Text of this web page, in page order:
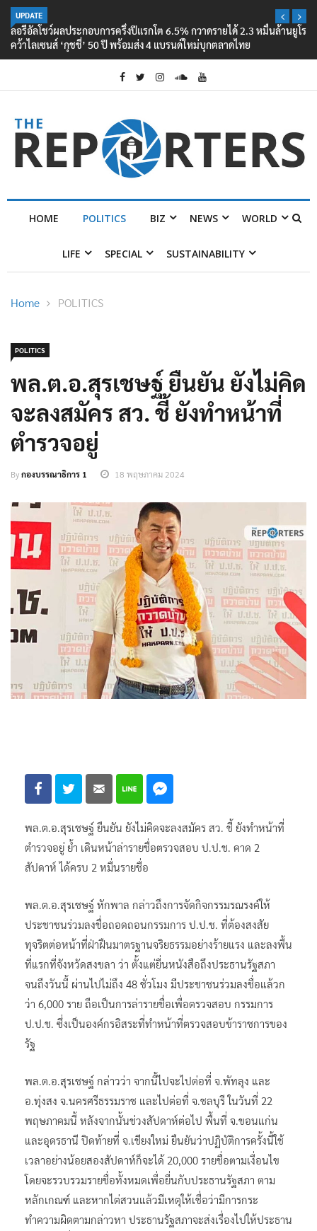
UPDATE
ลอรีอัลโชว์ผลประกอบการครึ่งปีแรกโต 6.5% กวาดรายได้ 2.3 หมื่นล้านยูโร
คว้าไลเซนส์ ‘กุชชี่’ 50 ปี พร้อมส่ง 4 แบรนด์ใหม่บุกตลาดไทย
HOME POLITICS BIZ NEWS WORLD
LIFE SPECIAL SUSTAINABILITY
Home POLITICS
POLITICS
พล.ต.อ.สุรเชษฐ์ ยืนยัน ยังไม่คิด
จะลงสมัคร สว. ชี้ ยังทำหน้าที่
ตำรวจอยู่
Byกองบรรณาธิการ 1 18 พฤษภาคม 2024
พล.ต.อ.สุรเชษฐ์ ยืนยัน ยังไม่คิดจะลงสมัคร สว. ชี้ ยังทำหน้าที่
ตำรวจอยู่ ย้ำ เดินหน้าล่ารายชื่อตรวจสอบ ป.ป.ช. คาด 2
สัปดาห์ ได้ครบ 2 หมื่นรายชื่อ
พล.ต.อ.สุรเชษฐ์ หักพาล กล่าวถึงการจัดกิจกรรมรณรงค์ให้
ประชาชนร่วมลงชื่อถอดถอนกรรมการ ป.ป.ช. ที่ต้องสงสัย
ทุจริตต่อหน้าที่ฝ่าฝืนมาตรฐานจริยธรรมอย่างร้ายแรง และลงพื้น
ที่แรกที่จังหวัดสงขลา ว่า ตั้งแต่ยื่นหนังสือถึงประธานรัฐสภา
จนถึงวันนี้ ผ่านไปไม่ถึง 48 ชั่วโมง มีประชาชนร่วมลงชื่อแล้วก
ว่า 6,000 ราย ถือเป็นการล่ารายชื่อเพื่อตรวจสอบ กรรมการ
ป.ป.ช. ซึ่งเป็นองค์กรอิสระที่ทำหน้าที่ตรวจสอบข้าราชการของ
รัฐ
พล.ต.อ.สุรเชษฐ์ กล่าวว่า จากนี้ไปจะไปต่อที่ จ.พัทลุง และ
อ.ทุ่งสง จ.นครศรีธรรมราช และไปต่อที่ จ.ชลบุรี ในวันที่ 22
พฤษภาคมนี้ หลังจากนั้นช่วงสัปดาห์ต่อไป พื้นที่ จ.ขอนแก่น
และอุดรธานี ปิดท้ายที่ จ.เชียงใหม่ ยืนยันว่าปฏิบัติการครั้งนี้ใช้
เวลาอย่างน้อยสองสัปดาห์ก็จะได้ 20,000 รายชื่อตามเงื่อนไข
โดยจะรวบรวมรายชื่อทั้งหมดเพื่อยื่นกับประธานรัฐสภา ตาม
หลักเกณฑ์ และหากไต่สวนแล้วมีเหตุให้เชื่อว่ามีการกระ
ทำความผิดตามกล่าวหา ประธานรัฐสภาจะส่งเรื่องไปให้ประธาน